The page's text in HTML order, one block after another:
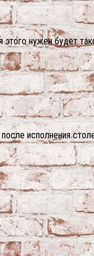
нужен будет
исполнения